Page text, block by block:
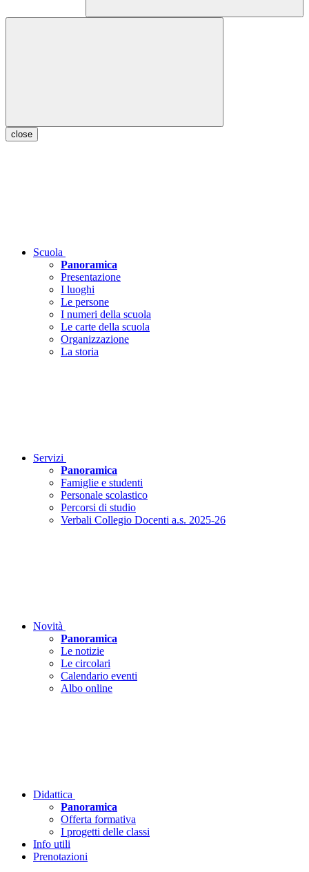
close
Scuola
Panoramica
Presentazione
I luoghi
Le persone
I numeri della scuola
Le carte della scuola
Organizzazione
La storia
Servizi
Panoramica
Famiglie e studenti
Personale scolastico
Percorsi di studio
Verbali Collegio Docenti a.s. 2025-26
Novità
Panoramica
Le notizie
Le circolari
Calendario eventi
Albo online
Didattica
Panoramica
Offerta formativa
I progetti delle classi
Info utili
Prenotazioni